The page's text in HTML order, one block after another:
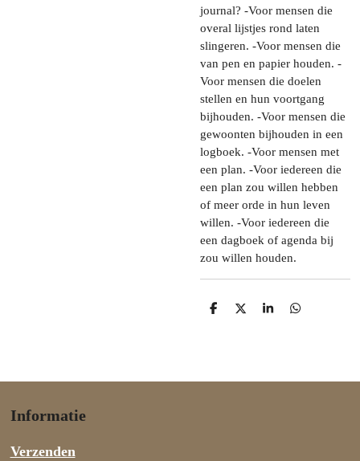
journal? -Voor mensen die
overal lijstjes rond laten
slingeren. -Voor mensen die
van pen en papier houden. -
Voor mensen die doelen
stellen en hun voortgang
bijhouden. -Voor mensen die
gewoonten bijhouden in een
logboek. -Voor mensen met
een plan. -Voor iedereen die
een plan zou willen hebben
of meer orde in hun leven
willen. -Voor iedereen die
een dagboek of agenda bij
zou willen houden.
D
D
S
D
Informatie
Verzenden